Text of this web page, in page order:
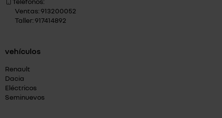
Ventas: 913200052
Taller: 917414892
vehículos
Renault
Dacia
Eléctricos
Seminuevos